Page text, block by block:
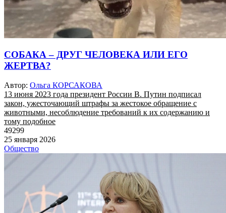
СОБАКА – ДРУГ ЧЕЛОВЕКА ИЛИ ЕГО
ЖЕРТВА?
Автор: Ольга КОРСАКОВА
13 июня 2023 года президент России В. Путин подписал
закон, ужесточающий штрафы за жестокое обращение с
животными, несоблюдение требований к их содержанию и
тому подобное
49299
25 января 2026
Общество